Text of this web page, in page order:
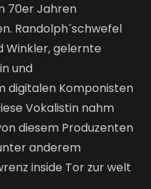
70er Jahren
Randolph´schwefel
Winkler, gelernte
und
digitalen Komponisten
Vokalistin nahm
diesem Produzenten
anderem
inside Tor zur welt